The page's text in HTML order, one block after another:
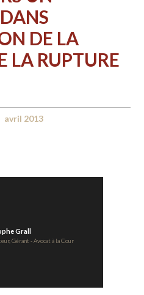
DE LA
LA RUPTURE
avril 2013
Grall
Gérant - Avocat à la Cour